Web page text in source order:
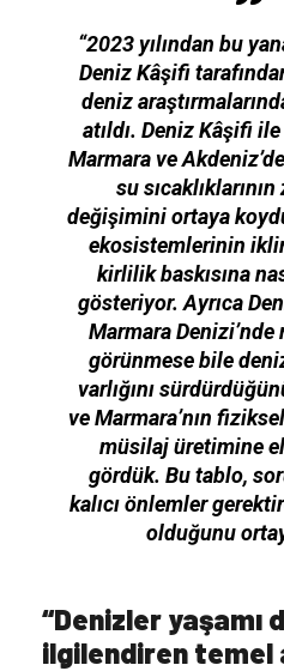
“2023 yılından bu
Deniz Kâşifi
deniz
atıldı. Deniz Kâşifi
Marmara ve
su
değişimini ortaya
ekosistemlerinin
kirlilik baskısına
gösteriyor. Ayrıca
Marmara
görünmese bile
varlığını
ve Marmara’nın
müsilaj üretimine
gördük. Bu tablo,
kalıcı önlemler
olduğunu
“Denizler yaşamı
ilgilendiren temel